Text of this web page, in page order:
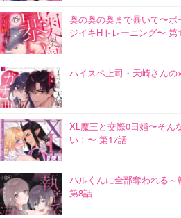
奥の奥の奥まで暴いて〜
ジイキHトレーニング〜 第
ハイスペ上司・天崎さん
XL魔王と交際0日婚〜そん
い！〜 第17話
ハルくんに全部奪われる
第8話